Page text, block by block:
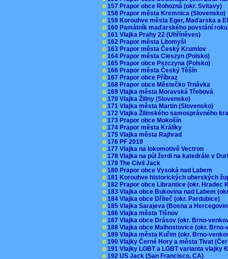
o 157 Prapor obce Rohozná (okr. Svitavy)
o 158 Prapor města Kremnica (Slovensko)
o 159 Korouhve města Eger, Maďarska a
o 160 Památník maďarského povstání
o 161 Vlajka Prahy 22 (Uhříněves)
o 162 Prapor města Litomyšl
o 163 Prapor města Český Krumlov
o 164 Prapor města Cieszyn (Polsko)
o 165 Prapor obce Pszczyna (Polsko)
o 166 Prapor města Český Těšín
o 167 Prapor obce Příbraz
o 168 Prapor obce Městečko Trnávka
o 169 Vlajka města Moravská Třebová
o 170 Vlajka Žiliny (Slovensko)
o 171 Vlajka města Martin (Slovensko)
o 172 Vlajka Žilinského samosprávného
o 173 Prapor obce Mokošín
o 174 Prapor města Králíky
o 175 Vlajka města Rajhrad
o 176 PF 2019
o 177 Vlajka na lokomotivě Vectron
o 178 Vlajka na půl žerdi na katedrále v
o 179 The Civil Jack
o 180 Prapor obce Vysoká nad Labem
o 181 Korouhve historických uherských
o 182 Prapor obce Librantice (okr. Hradec
o 183 Vlajka obce Bukovina nad Labem
o 184 Vlajka obce Dříteč (okr. Pardubice)
o 185 Vlajka Sarajeva (Bosna a
o 186 Vlajka města Tišnov
o 187 Vlajka obce Drásov (okr. Brno-
o 188 Vlajka obce Malhostovice (okr.
o 189 Vlajka města Kuřim (okr. Brno-
o 190 Vlajky Černé Hory a města Tivat
o 191 Vlajky LGBT a LGBT varianta vlajky
o 192 US Jack (San Francisco, CA)